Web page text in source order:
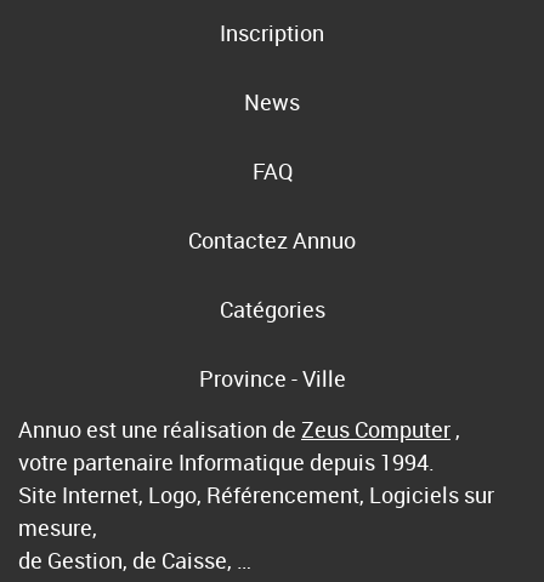
Inscription
News
FAQ
Contactez Annuo
Catégories
Province - Ville
Annuo est une réalisation de Zeus Computer ,
votre partenaire Informatique depuis 1994.
Site Internet, Logo, Référencement, Logiciels sur
mesure,
de Gestion, de Caisse, …